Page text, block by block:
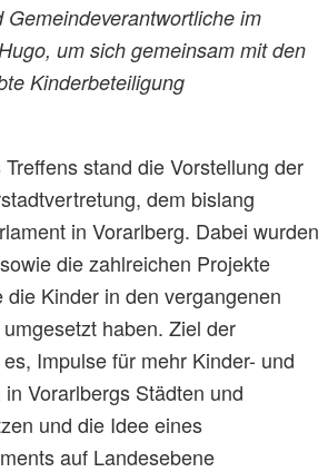
im
um sich gemeinsam mit den
Kinderbeteiligung
stand die Vorstellung der
dem bislang
in Vorarlberg. Dabei wurden
die zahlreichen Projekte
Kinder in den vergangenen
haben. Ziel der
Impulse für mehr Kinder- und
Vorarlbergs Städten und
und die Idee eines
auf Landesebene